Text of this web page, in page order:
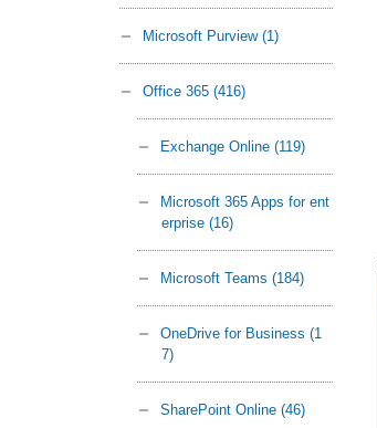
Microsoft Purview (1)
Office 365 (416)
Exchange Online (119)
Microsoft 365 Apps for ent
erprise (16)
Microsoft Teams (184)
OneDrive for Business (1
7)
SharePoint Online (46)